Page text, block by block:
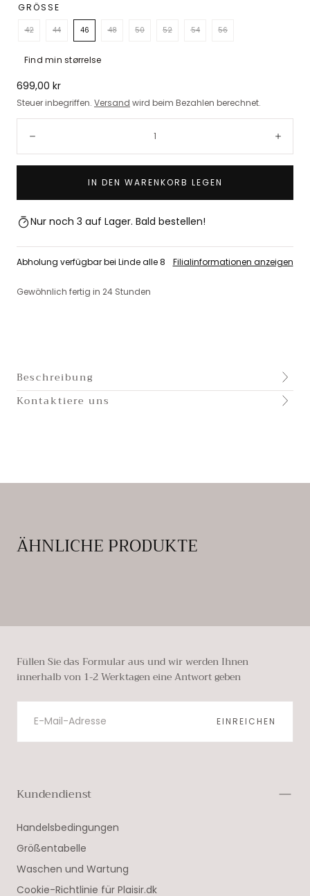
GRÖSSE
42 44 46 48 50 52 54 56
Find min størrelse
Regulärer
Preis
699,00 kr
Steuer inbegriffen. Versand wird beim Bezahlen berechnet.
IN DEN WARENKORB LEGEN
Nur noch 3 auf Lager. Bald bestellen!
Abholung verfügbar bei Linde alle 8
Gewöhnlich fertig in 24 Stunden
Filialinformationen anzeigen
Beschreibung
Kontaktiere uns
ÄHNLICHE PRODUKTE
Füllen Sie das Formular aus und wir werden Ihnen
innerhalb von 1-2 Werktagen eine Antwort geben
E-
EINREICHEN
Kundendienst
Handelsbedingungen
Größentabelle
Waschen und Wartung
Cookie-Richtlinie für Plaisir.dk